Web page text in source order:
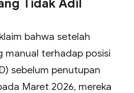
Tidak Adil
bahwa setelah
manual terhadap posisi
sebelum penutupan
Maret 2026, mereka